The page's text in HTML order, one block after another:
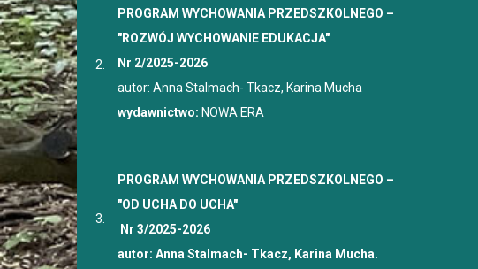
2.
PROGRAM WYCHOWANIA PRZEDSZKOLNEGO –
"ROZWÓJ WYCHOWANIE EDUKACJA"
Nr 2/2025-2026
autor: Anna Stalmach- Tkacz, Karina Mucha
wydawnictwo: NOWA ERA
3.
PROGRAM WYCHOWANIA PRZEDSZKOLNEGO –
"OD UCHA DO UCHA"
Nr 3/2025-2026
autor: Anna Stalmach- Tkacz, Karina Mucha.